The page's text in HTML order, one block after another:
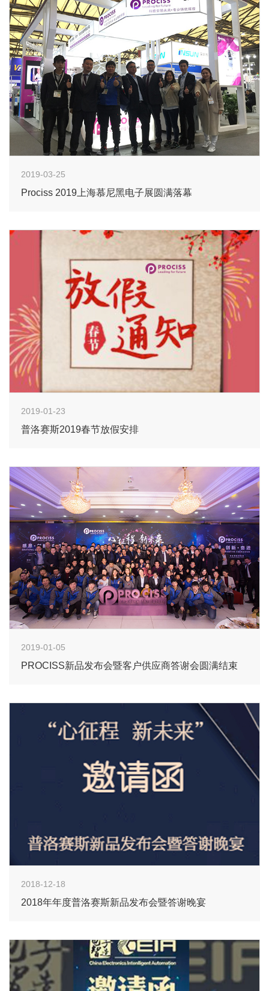
2019-03-25
Prociss 2019上海慕尼黑电子展圆满落幕
2019-01-23
普洛赛斯2019春节放假安排
2019-01-05
PROCISS新品发布会暨客户供应商答谢会圆满结束
2018-12-18
2018年年度普洛赛斯新品发布会暨答谢晚宴